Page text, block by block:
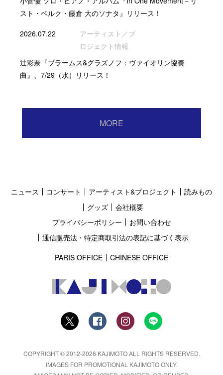
スト・ベルク・藤倉 大のソナタ』リリース！
2026.07.22
アーティスト／プ
ロジェクト情報
辻彩奈『ブラームス&グラズノフ：ヴァイオリン協奏
曲』、7/29（水）リリース！
MORE
ニュース コンサート アーティスト&プロジェクト
読みもの
グッズ
会社概要
プライバシーポリシー
お問い合わせ
通信販売法・特定商取引法の表記に基づく表示
PARIS OFFICE
CHINESE OFFICE
COPYRIGHT © 2012-2026 KAJIMOTO ALL RIGHTS RESERVED.
IMAGES FOR PROMOTIONAL KAJIMOTO ONLY.